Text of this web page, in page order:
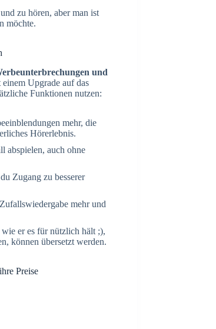
zu hören, aber man ist
möchte.
und
Upgrade auf das
Funktionen nutzen:
mehr, die
Hörerlebnis.
abspielen, auch ohne
Zugang zu besserer
mehr und
wie er es für nützlich hält ;),
können übersetzt werden.
Preise